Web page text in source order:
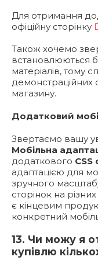
Для отримання
офіційну сторінку
Також хочемо
встановлюються
матеріалів, тому
демонстраційних
магазину.
Додатковий
Звертаємо вашу
Мобільна
додаткового CSS
адаптацією для
зручного
сторінок на
є кінцевим
конкретний
13. Чи можу я
купівлю